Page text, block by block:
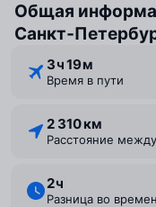
Общая
3 ⁠ч 19 ⁠м
Время в пути
2 310 км
Расстояние
2 ⁠ч
Разница во